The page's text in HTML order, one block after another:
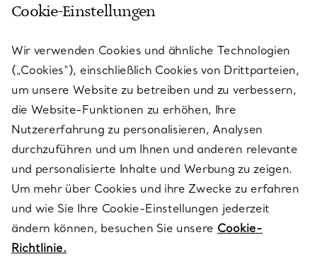
KUNDENSERVICE
SERVICES
ÜBER TIFFANY & CO.
RECHTLICHE HINWEISE
FOLGEN SIE UNS
Cookie-Einstellungen
Wir verwenden Cookies und ähnliche Technologien
(„Cookies“), einschließlich Cookies von Drittparteien,
um unsere Website zu betreiben und zu verbessern,
die Website-Funktionen zu erhöhen, Ihre
Nutzererfahrung zu personalisieren, Analysen
durchzuführen und um Ihnen und anderen relevante
und personalisierte Inhalte und Werbung zu zeigen.
Um mehr über Cookies und ihre Zwecke zu erfahren
und wie Sie Ihre Cookie-Einstellungen jederzeit
ändern können, besuchen Sie unsere Cookie-
Richtlinie.